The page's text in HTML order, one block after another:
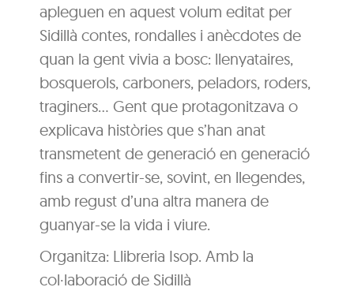
apleguen en aquest volum editat per
Sidillà contes, rondalles i anècdotes de
quan la gent vivia a bosc: llenyataires,
bosquerols, carboners, peladors, roders,
traginers… Gent que protagonitzava o
explicava històries que s’han anat
transmetent de generació en generació
fins a convertir-se, sovint, en llegendes,
amb regust d’una altra manera de
guanyar-se la vida i viure.
Organitza: Llibreria Isop. Amb la
col·laboració de Sidillà